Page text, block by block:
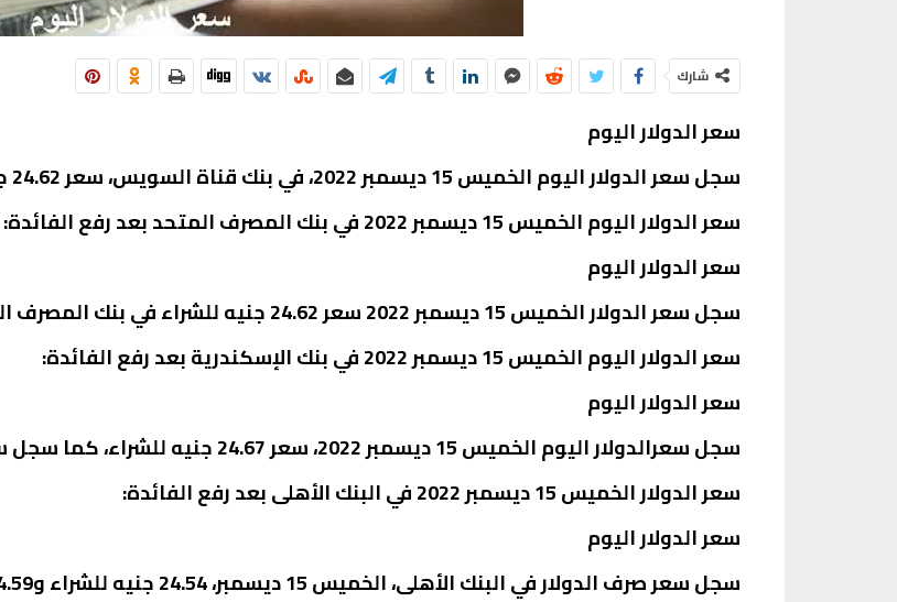
شارك
سعر الدولار اليوم
سجل سعر الدولار اليوم الخميس 15 ديسمبر 2022، في بنك قناة السويس، سعر 24.62 جنيه للشراء، و24.72 للبيع.
سعر الدولار اليوم الخميس 15 ديسمبر 2022 في بنك المصرف المتحد بعد رفع الفائدة:
سعر الدولار اليوم
سجل سعر الدولار الخميس 15 ديسمبر 2022 سعر 24.62 جنيه للشراء في بنك المصرف المتحد، و24.72 للبيع.
سعر الدولار اليوم الخميس 15 ديسمبر 2022 في بنك الإسكندرية بعد رفع الفائدة:
سعر الدولار اليوم
سجل سعرالدولار اليوم الخميس 15 ديسمبر 2022، سعر 24.67 جنيه للشراء، كما سجل سعر 24.72 للبيع.
سعر الدولار الخميس 15 ديسمبر 2022 في البنك الأهلى بعد رفع الفائدة:
سعر الدولار اليوم
سجل سعر صرف الدولار في البنك الأهلى، الخميس 15 ديسمبر، 24.54 جنيه للشراء و24.59 جنيه للبيع.